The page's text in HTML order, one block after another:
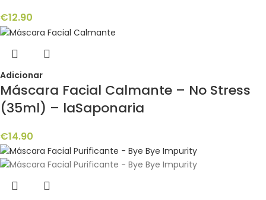
€12.90
Adicionar
Máscara Facial Calmante – No Stress
(35ml) – laSaponaria
€14.90